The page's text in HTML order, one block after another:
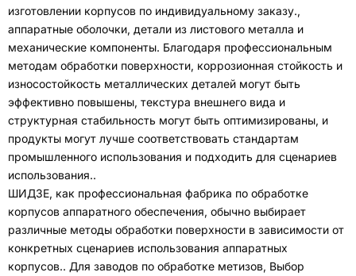
изготовлении корпусов по индивидуальному заказу.
аппаратные оболочки детали из листового металла и
механические компоненты Благодаря профессиональным
методам обработки поверхности коррозионная стойкость и
износостойкость металлических деталей могут быть
эффективно повышены текстура внешнего вида и
структурная стабильность могут быть оптимизированы и
продукты могут лучше соответствовать стандартам
промышленного использования и подходить для сценариев
использования.
ШИДЗЕ, как профессиональная фабрика по обработке
корпусов аппаратного обеспечения обычно выбирает
различные методы обработки поверхности в зависимости от
конкретных сценариев использования аппаратных
корпусов.
Для заводов по обработке метизов Выбор